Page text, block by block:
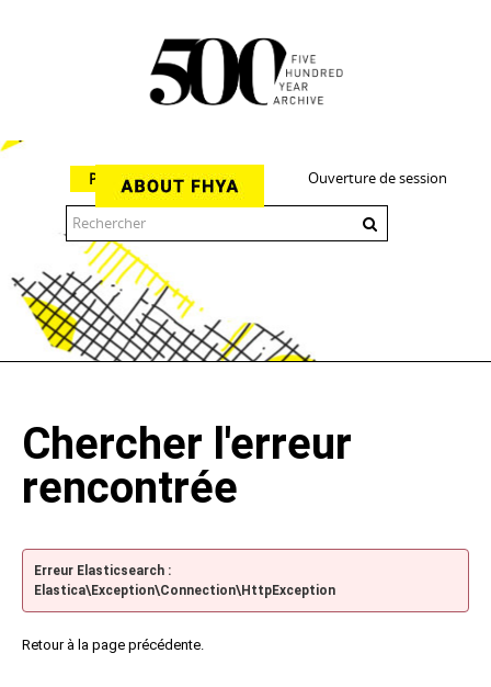
Ouverture de session
Parcourir
Chercher l'erreur
rencontrée
Erreur Elasticsearch :
Elastica\Exception\Connection\HttpException
Retour à la page précédente.